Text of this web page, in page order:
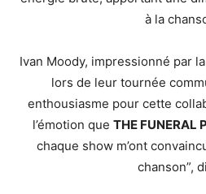
à la
Ivan Moody, impressionné par
lors de leur tournée
enthousiasme pour cette
l’émotion que THE FUNERAL
chaque show m’ont
chanson”,